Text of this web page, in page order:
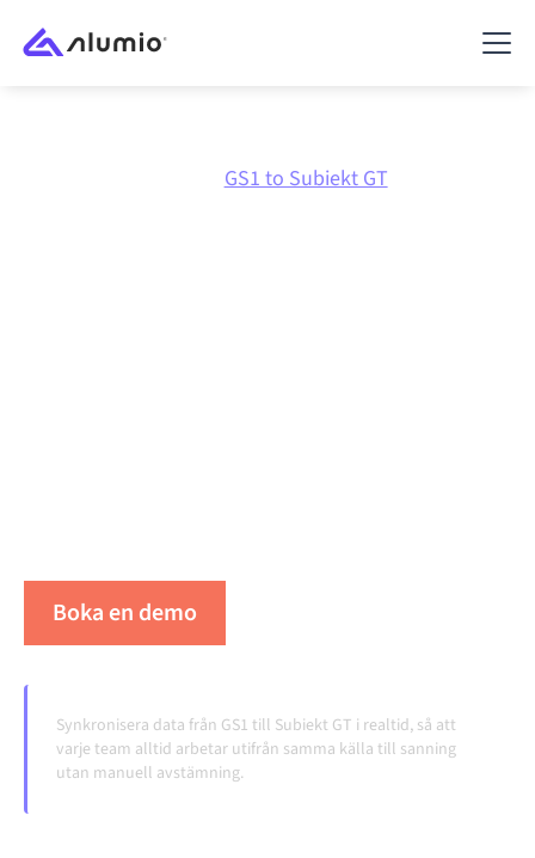
GS1 to Subiekt GT
Boka en demo
Synkronisera data från GS1 till Subiekt GT i realtid, så att
varje team alltid arbetar utifrån samma källa till sanning
utan manuell avstämning.